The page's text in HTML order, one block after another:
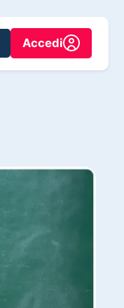
Accedi